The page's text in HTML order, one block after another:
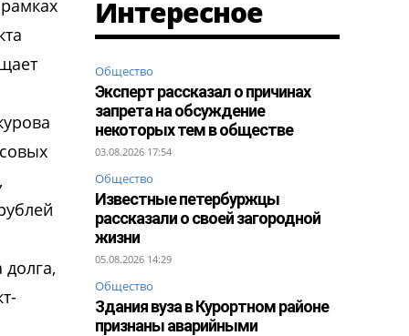
Интересное
Общество
Эксперт рассказал о причинах
запрета на обсуждение
некоторых тем в обществе
03.08.2026 17:54
Общество
Известные петербуржцы
рассказали о своей загородной
жизни
05.08.2026 14:29
Общество
Здания вуза в Курортном районе
признаны аварийными